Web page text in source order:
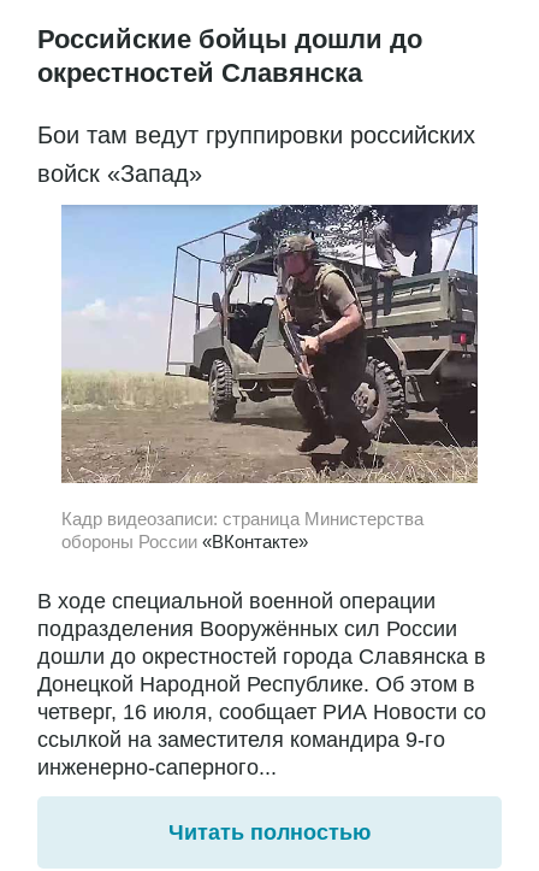
Российские бойцы дошли до
окрестностей Славянска
Бои там ведут группировки российских
войск «Запад»
Кадр видеозаписи: страница Министерства
обороны России «ВКонтакте»
В ходе специальной военной операции
подразделения Вооружённых сил России
дошли до окрестностей города Славянска в
Донецкой Народной Республике. Об этом в
четверг, 16 июля, сообщает РИА Новости со
ссылкой на заместителя командира 9-го
инженерно-саперного...
Читать полностью